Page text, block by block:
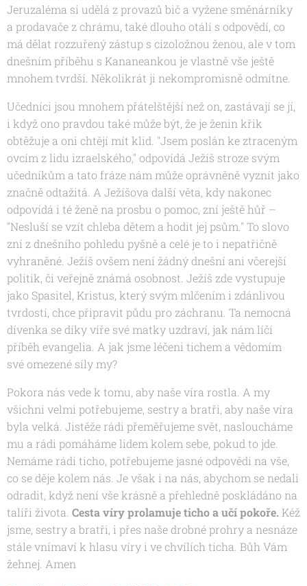
Jeruzaléma si udělá z provazů bič a vyžene směnárníky
a prodavače z chrámu, také dlouho otálí s odpovědí, co
má dělat rozzuřený zástup s cizoložnou ženou, ale v tom
dnešním příběhu s Kananeankou je vlastně vše ještě
mnohem tvrdší. Několikrát ji nekompromisně odmítne.
Učedníci jsou mnohem přátelštější než on, zastávají se jí,
i když ono pravdou také může být, že je ženin křik
obtěžuje a oni chtějí mít klid. "Jsem poslán ke ztraceným
ovcím z lidu izraelského," odpovídá Ježíš stroze svým
učedníkům a tato fráze nám může oprávněně vyznít jako
značně odtažitá. A Ježíšova další věta, kdy nakonec
odpovídá i té ženě na prosbu o pomoc, zní ještě hůř –
"Nesluší se vzít chleba dětem a hodit jej psům." To slovo
zní z dnešního pohledu pyšně a celé je to i nepatřičně
vyhraněné. Ježíš ovšem není žádný dnešní ani včerejší
politik, či veřejně známá osobnost. Ježíš zde vystupuje
jako Spasitel, Kristus, který svým mlčením i zdánlivou
tvrdostí, chce připravit půdu pro záchranu. Ta nemocná
dívenka se díky víře své matky uzdraví, jak nám líčí
příběh evangelia. A jak jsme léčeni tichem a vědomím
své omezené síly my?
Pokora nás vede k tomu, aby naše víra rostla. A my
všichni velmi potřebujeme, sestry a bratři, aby naše víra
byla velká. Jistěže rádi přeměřujeme svět, nasloucháme
mu a rádi pomáháme lidem kolem sebe, pokud to jde.
Nemáme rádi ticho, potřebujeme jasné odpovědi na vše,
co se děje kolem nás. Je však i na nás, abychom se nedali
odradit, když není vše krásně a přehledně poskládáno na
talíři života. Cesta víry prolamuje ticho a učí pokoře. Kéž
jsme, sestry a bratři, i přes naše drobné prohry a nesnáze
stále vnímaví k hlasu víry i ve chvílích ticha. Bůh Vám
žehnej. Amen